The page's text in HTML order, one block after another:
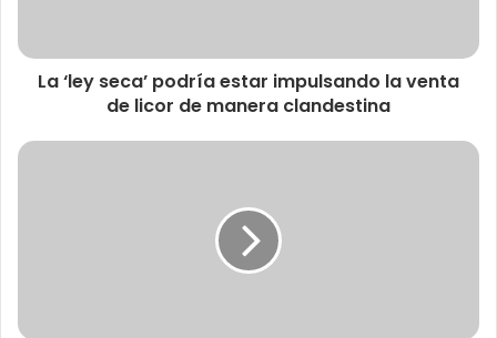
La ‘ley seca’ podría estar impulsando la venta
de licor de manera clandestina